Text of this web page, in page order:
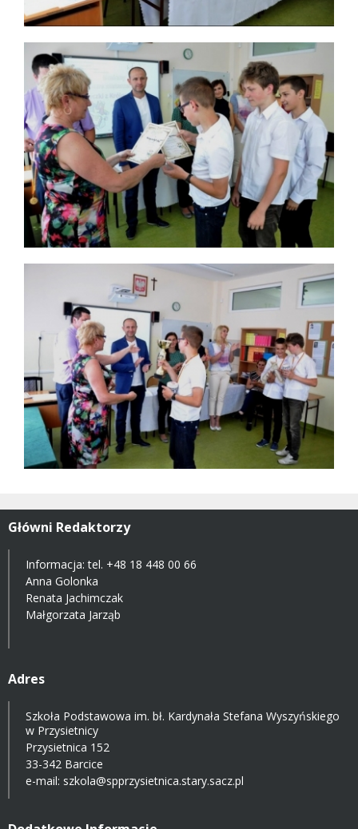
Główni Redaktorzy
Informacja: tel. +48 18 448 00 66
Anna Golonka
Renata Jachimczak
Małgorzata Jarząb
Adres
Szkoła Podstawowa im. bł. Kardynała Stefana Wyszyńskiego
w Przysietnicy
Przysietnica 152
33-342 Barcice
e-mail: szkola@spprzysietnica.stary.sacz.pl